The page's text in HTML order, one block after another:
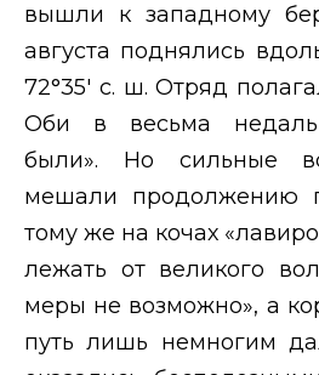
вышли к западному
августа поднялись
72°35′ с. ш. Отряд
Оби в весьма
были». Но сильные
мешали продолжению
тому же на кочах
лежать от великого
меры не возможно», а
путь лишь немногим